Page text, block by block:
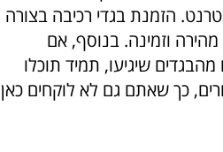
הזמנת בגדי רכיבה בצורה
וזמינה. בנוסף, אם
שיגיעו, תמיד תוכלו
כך שאתם גם לא לוקחים כאן